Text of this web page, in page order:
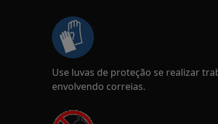
Use luvas de proteção se realizar
envolvendo correias.